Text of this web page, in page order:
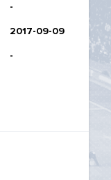
-
2017-09-09
-